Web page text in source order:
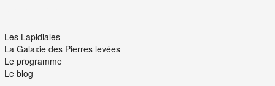
Les Lapidiales
La Galaxie des Pierres levées
Le programme
Le blog